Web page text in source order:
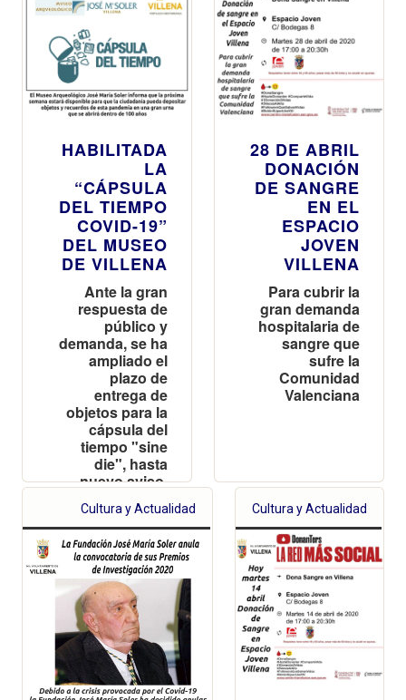
HABILITADA
LA
“CÁPSULA
DEL TIEMPO
COVID-19”
DEL MUSEO
DE VILLENA
Ante la gran
respuesta de
público y
demanda, se ha
ampliado el
plazo de
entrega de
objetos para la
cápsula del
tiempo "sine
die", hasta
nuevo aviso.
Nuevo horario
de lunes a
viernes de 10 a
14 horas
28 DE ABRIL
DONACIÓN
DE SANGRE
EN EL
ESPACIO
JOVEN
VILLENA
Para cubrir la
gran demanda
hospitalaria de
sangre que
sufre la
Comunidad
Valenciana
Cultura y Actualidad Cultura y Actualidad